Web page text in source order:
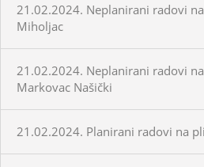
21.02.2024. Neplanirani radovi
Miholjac
21.02.2024. Neplanirani radovi
Markovac Našički
21.02.2024. Planirani radovi na